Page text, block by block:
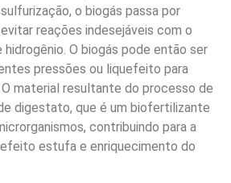
o biogás passa por
reações indesejáveis com o
O biogás pode então ser
pressões ou liquefeito para
material resultante do processo de
digestato, que é um biofertilizante
contribuindo para a
estufa e enriquecimento do